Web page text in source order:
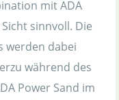
mit ADA
sinnvoll. Die
werden dabei
während des
Power Sand im